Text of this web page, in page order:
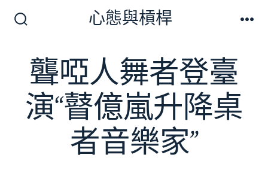
切
換
開
關
心態與槓桿
聾啞人舞者登臺
演“瞽億嵐升降桌
者音樂家”